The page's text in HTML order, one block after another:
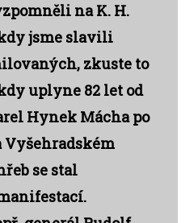
na K. H.
jsme slavili
zkuste to
uplyne 82 let od
Hynek Mácha po
Vyšehradském
se stal